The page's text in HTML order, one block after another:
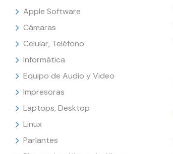
Apple Software
Cámaras
Celular, Teléfono
Informática
Equipo de Audio y Video
Impresoras
Laptops, Desktop
Linux
Parlantes